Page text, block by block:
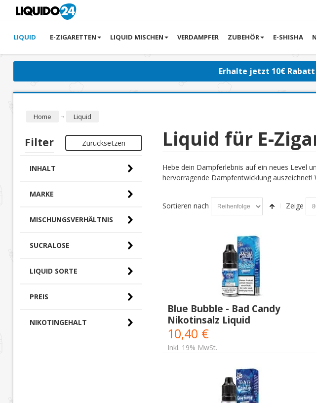
LIQUID E-ZIGARETTEN LIQUID MISCHEN VERDAMPFER ZUBEHÖR E-SHISHA
Erhalte jetzt 10€ Rabatt
Home Liquid
Liquid für E-
Hebe dein Dampferlebnis auf ein neues Level
hervorragende Dampfentwicklung
Sortieren nach Zeige
Blue Bubble - Bad Candy
Nikotinsalz Liquid
10,40 €
Inkl. 19% MwSt.
Filter Zurücksetzen
INHALT
MARKE
MISCHUNGSVERHÄLTNIS
SUCRALOSE
LIQUID SORTE
PREIS
0,00 € - 10,00 € (0)
NIKOTINGEHALT